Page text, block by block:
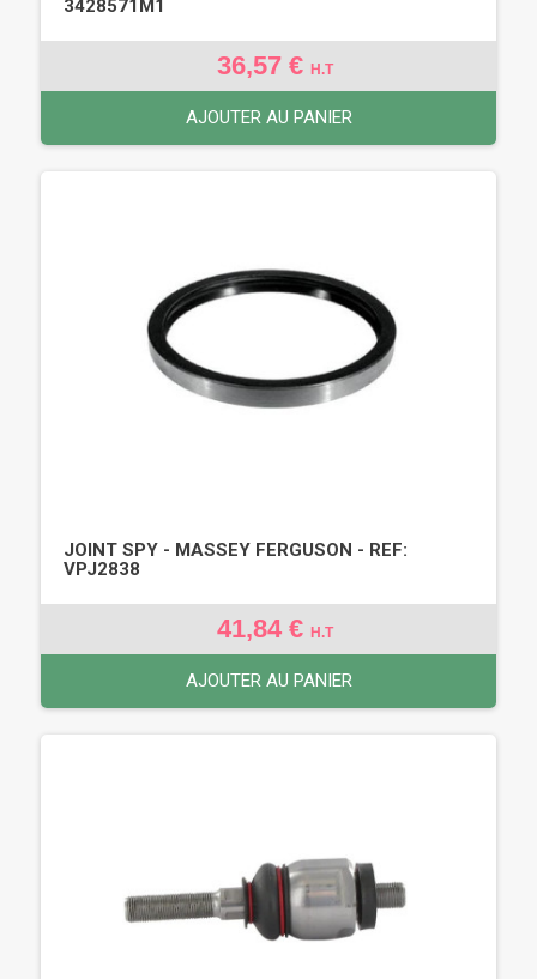
3428571M1
36,57 € H.T
AJOUTER AU PANIER
JOINT SPY - MASSEY FERGUSON - REF:
VPJ2838
41,84 € H.T
AJOUTER AU PANIER